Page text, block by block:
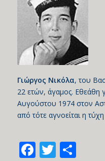
Γιώργος Νικόλα, του
22 ετών, άγαμος. Εθεάθη
Αυγούστου 1974 στον
από τότε αγνοείται η
Facebook
Twitter